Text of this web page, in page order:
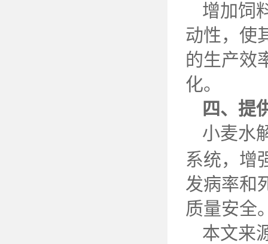
增加饲
动性，使
的生产效
化。
四、提
小麦水
系统，增
发病率和
质量安全
本文来